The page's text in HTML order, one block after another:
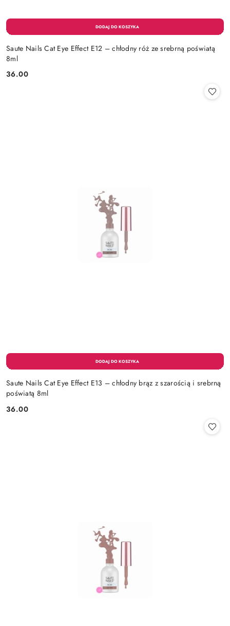
Saute Nails Cat Eye Effect E12 – chłodny róż ze srebrną poświatą
8ml
Cena:
36.00
Saute Nails Cat Eye Effect E13 – chłodny brąz z szarością i srebrną
poświatą 8ml
Cena:
36.00